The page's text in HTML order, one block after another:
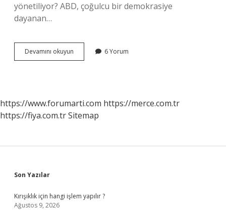
yönetiliyor? ABD, çoğulcu bir demokrasiye
dayanan…
Devamını okuyun
Anayasa
6 Yorum
https://www.forumarti.com https://merce.com.tr
https://fiya.com.trSitemap
Sidebar
Son Yazılar
Kırışıklık için hangi işlem yapılır ?
Ağustos 9, 2026